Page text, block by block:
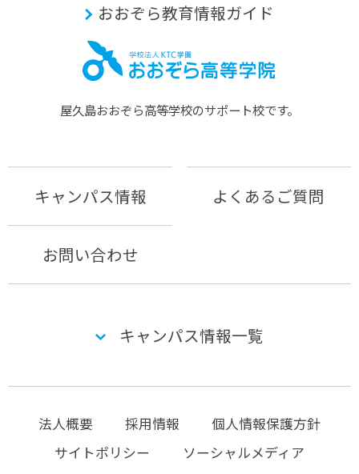
おおぞら教育情報ガイド
屋久島おおぞら⾼等学校のサポート校です。
キャンパス情報 よくあるご質問
お問い合わせ
キャンパス情報一覧
法人概要 採用情報
個人情報保護方針
サイトポリシー
ソーシャルメディア